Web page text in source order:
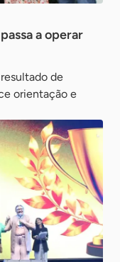
a operar
de
orientação e